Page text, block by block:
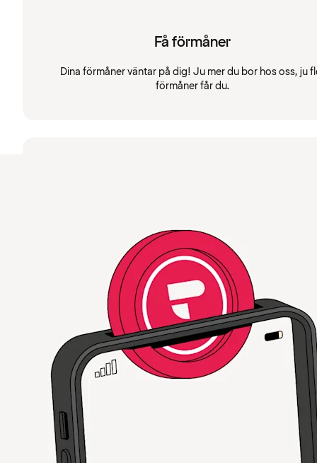
Få förmåner
Dina förmåner väntar på dig! Ju mer du bor hos oss, ju
förmåner får du.